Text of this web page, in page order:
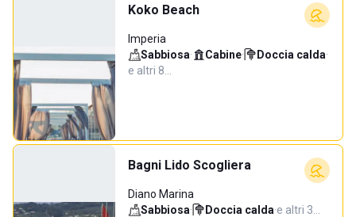
Koko Beach
Imperia
Sabbiosa· Cabine· Doccia calda·
e altri 8…
Bagni Lido Scogliera
Diano Marina
Sabbiosa· Doccia calda·e altri 3…